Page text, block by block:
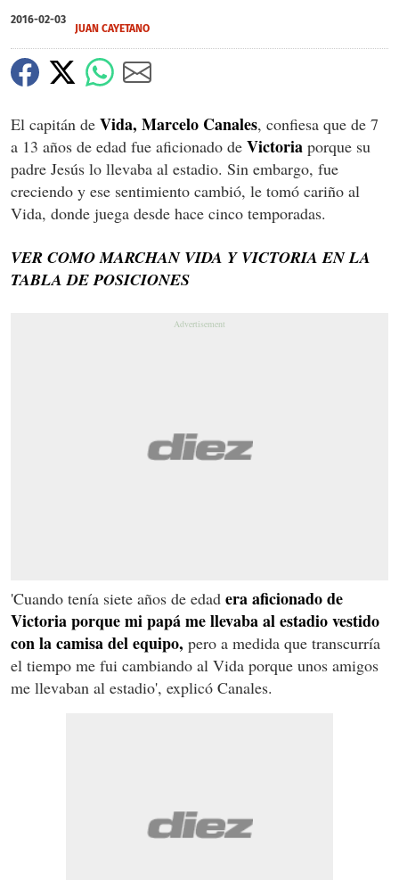
2016-02-03
JUAN CAYETANO
El capitán de Vida, Marcelo Canales, confiesa que de 7
a 13 años de edad fue aficionado de Victoria porque su
padre Jesús lo llevaba al estadio. Sin embargo, fue
creciendo y ese sentimiento cambió, le tomó cariño al
Vida, donde juega desde hace cinco temporadas.
VER COMO MARCHAN VIDA Y VICTORIA EN LA
TABLA DE POSICIONES
'Cuando tenía siete años de edad era aficionado de
Victoria porque mi papá me llevaba al estadio vestido
con la camisa del equipo, pero a medida que transcurría
el tiempo me fui cambiando al Vida porque unos amigos
me llevaban al estadio', explicó Canales.